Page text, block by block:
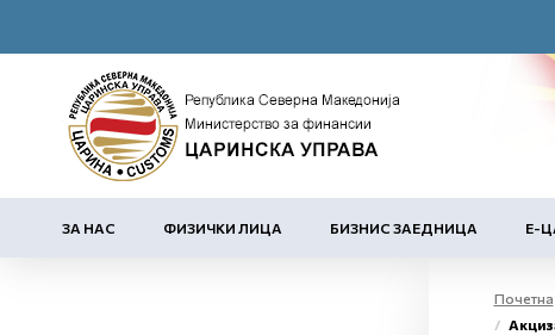
ЗА НАС ФИЗИЧКИ ЛИЦА БИЗНИС ЗАЕДНИЦА Е-
Почетна
Акциза на етил